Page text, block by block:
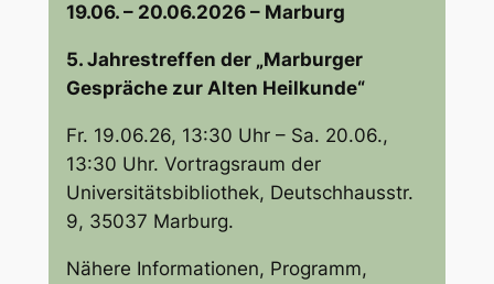
19.06. – 20.06.2026 – Marburg
5. Jahrestreffen der „Marburger
Gespräche zur Alten Heilkunde“
Fr. 19.06.26, 13:30 Uhr – Sa. 20.06.,
13:30 Uhr. Vortragsraum der
Universitätsbibliothek, Deutschhausstr.
9, 35037 Marburg.
Nähere Informationen, Programm,